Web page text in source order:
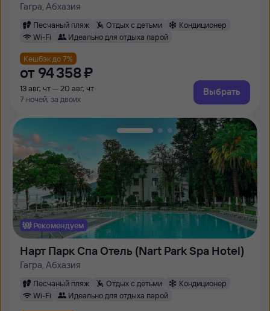
Гагра, Абхазия
Песчаный пляж Отдых с детьми
Кондиционер
Wi-Fi
Идеально для отдыха парой
Кешбэк до 7%
от 94 ⁠358 ⁠₽
13 авг, чт — 20 авг, чт
7 ночей, за двоих
Выбрать
Рекомендуем
Нарт Парк Спа Отель (Nart Park Spa Hotel)
Гагра, Абхазия
Песчаный пляж Отдых с детьми
Кондиционер
Wi-Fi
Идеально для отдыха парой